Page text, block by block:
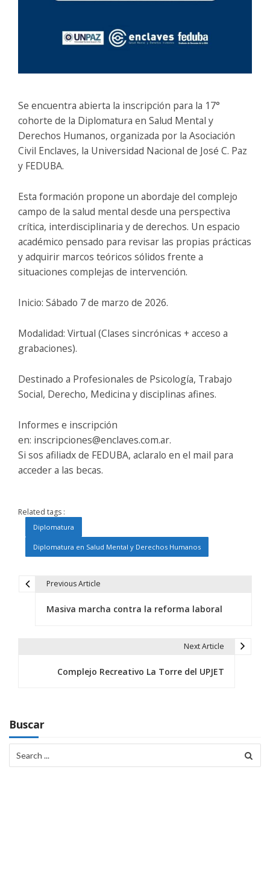
Se encuentra abierta la inscripción para la 17°
cohorte de la Diplomatura en Salud Mental y
Derechos Humanos, organizada por la Asociación
Civil Enclaves, la Universidad Nacional de José C. Paz
y FEDUBA.
Esta formación propone un abordaje del complejo
campo de la salud mental desde una perspectiva
crítica, interdisciplinaria y de derechos. Un espacio
académico pensado para revisar las propias prácticas
y adquirir marcos teóricos sólidos frente a
situaciones complejas de intervención.
Inicio: Sábado 7 de marzo de 2026.
Modalidad: Virtual (Clases sincrónicas + acceso a
grabaciones).
Destinado a Profesionales de Psicología, Trabajo
Social, Derecho, Medicina y disciplinas afines.
Informes e inscripción
en: inscripciones@enclaves.com.ar.
Si sos afiliadx de FEDUBA, aclaralo en el mail para
acceder a las becas.
Related tags :
Diplomatura
Diplomatura en Salud Mental y Derechos Humanos
c
i
ó
Previous Article
Masiva marcha contra la reforma laboral
Next Article
Complejo Recreativo La Torre del UPJET
Buscar
for: